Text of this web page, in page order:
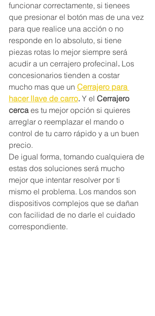
funcionar correctamente, si tienees
que presionar el botón mas de una vez
para que realice una acción o no
responde en lo absoluto, si tiene
piezas rotas lo mejor siempre será
acudir a un cerrajero profecinal. Los
concesionarios tienden a costar
mucho mas que un Cerrajero para
hacer llave de carro. Y el Cerrajero
cerca es tu mejor opción si quieres
arreglar o reemplazar el mando o
control de tu carro rápido y a un buen
precio.
De igual forma, tomando cualquiera de
estas dos soluciones será mucho
mejor que intentar resolver por ti
mismo el problema. Los mandos son
dispositivos complejos que se dañan
con facilidad de no darle el cuidado
correspondiente.